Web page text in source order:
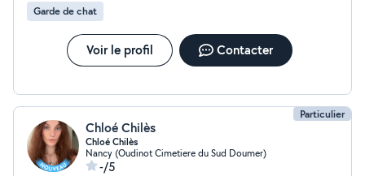
Garde de chat
Voir le profil Contacter
Particulier
Chloé Chilès
Chloé Chilès
Nancy (Oudinot Cimetiere du Sud Doumer)
-/5